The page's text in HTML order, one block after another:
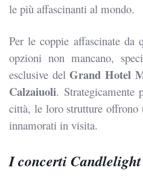
le più affascinanti al mondo.
Per le coppie affascinate da
opzioni non mancano,
esclusive delGrand Hotel
Calzaiuoli. Strategicamente
città, le loro strutture
innamorati in visita.
I concerti Candlelight